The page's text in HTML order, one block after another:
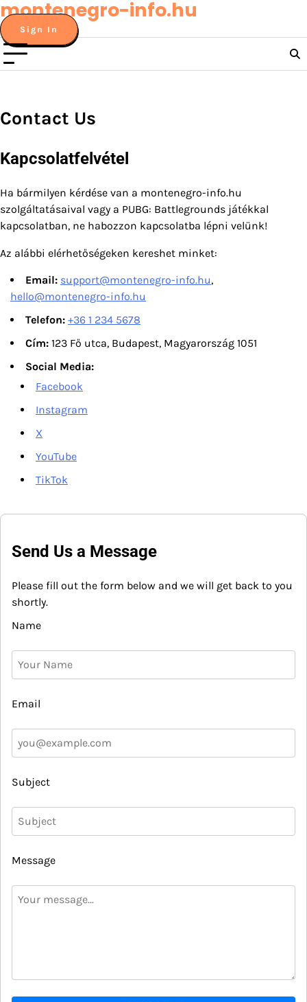
Skip
to
content
montenegro-info.hu
Sign In
Contact Us
Kapcsolatfelvétel
Ha bármilyen kérdése van a montenegro-info.hu
szolgáltatásaival vagy a PUBG: Battlegrounds játékkal
kapcsolatban, ne habozzon kapcsolatba lépni velünk!
Az alábbi elérhetőségeken kereshet minket:
Email: support@montenegro-info.hu,
hello@montenegro-info.hu
Telefon: +36 1 234 5678
Cím: 123 Fő utca, Budapest, Magyarország 1051
Social Media:
Facebook
Instagram
X
YouTube
TikTok
Send Us a Message
Please fill out the form below and we will get back to you
shortly.
Name
Email
Subject
Message